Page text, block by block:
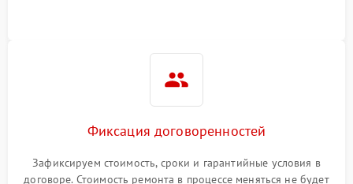
Фиксация договоренностей
Зафиксируем стоимость, сроки и гарантийные условия в
договоре. Стоимость ремонта в процессе меняться не будет